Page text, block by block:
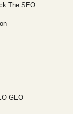
The SEO
GEO